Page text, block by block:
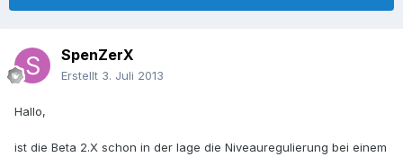
SpenZerX
Erstellt 3. Juli 2013
Hallo,
ist die Beta 2.X schon in der lage die Niveauregulierung bei einem